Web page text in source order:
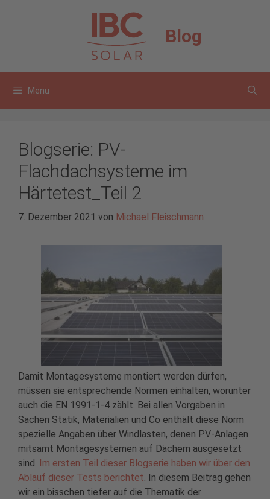
Blog
Menü
Blogserie: PV-
Flachdachsysteme im
Härtetest_Teil 2
7. Dezember 2021 von Michael Fleischmann
Damit Montagesysteme montiert werden dürfen,
müssen sie entsprechende Normen einhalten, worunter
auch die EN 1991-1-4 zählt. Bei allen Vorgaben in
Sachen Statik, Materialien und Co enthält diese Norm
spezielle Angaben über Windlasten, denen PV-Anlagen
mitsamt Montagesystemen auf Dächern ausgesetzt
sind. Im ersten Teil dieser Blogserie haben wir über den
Ablauf dieser Tests berichtet. In diesem Beitrag gehen
wir ein bisschen tiefer auf die Thematik der